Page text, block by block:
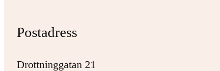
Postadress
Drottninggatan 21